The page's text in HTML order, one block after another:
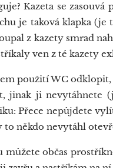
Kazeta se
je taková klapka (je
z kazety smrad
ven z té kazety
použití WC
jinak ji nevytáhnete
Přece nepůjdete
to někdo nevytáhl
občas